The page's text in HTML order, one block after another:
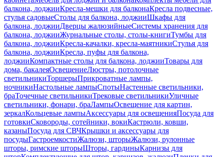
балкона, лоджииКресла-мешки для балконаКресла подвесные,
стулья садовыеСтолы для балкона, лоджииШкафы для
балкона, лоджииДверцы жалюзийныеСистемы хранения для
балкона, лоджииЖурнальные столы, столы-книгиТумбы для
балкона, лоджииКресла-качалки, кресла-маятникиСтулья для
балкона, лоджииКресла, пуфы для балкона,
лоджииКомпактные столы для балкона, лоджииТовары для
дома, бакалеяОсвещениеЛюстры, потолочные
светильникиТоршерыПрикроватные лампы,
ночникиНастольные лампыСпотыНастенные светильники,
браТочечные светильникиТрековые светильникиУличные
светильники, фонари, браЛампыОсвещение для картин,
зеркалКольцевые лампыАксессуары для освещенияПосуда для
готовкиСковороды, сотейники, вокиКастрюли, ковши,
казаныПосуда для СВЧКрышки и аксессуары для
посудыГастроемкостиЖалюзи, шторыЖалюзи, рулонные
шторы, римские шторыШторы, гардиныКарнизы для